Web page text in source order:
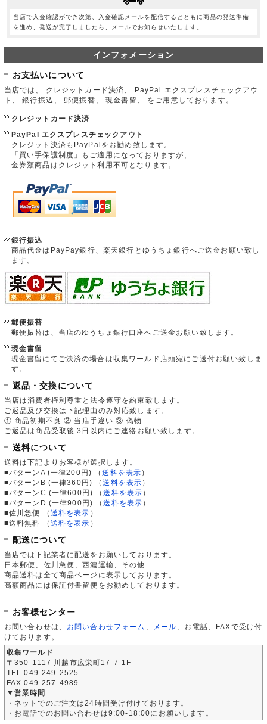
当店で入金確認ができ次第、入金確認メールを配信するとともに商品の発送準備
を進め、発送が完了しましたら、メールでお知らせいたします。
インフォメーション
お支払いについて
当店では、 クレジットカード決済、 PayPal エクスプレスチェックアウ
ト、 銀行振込、 郵便振替、 現金書留、 をご用意しております。
クレジットカード決済
PayPal エクスプレスチェックアウト
クレジット決済もPayPalをお勧め致します。
「買い手保護制度」もご適用になっておりますが、
金券類商品はクレジット利用不可となります。
銀行振込
商品代金はPayPay銀行、楽天銀行とゆうちょ銀行へご送金お願い致し
ます。
郵便振替
郵便振替は、当店のゆうちょ銀行口座へご送金お願い致します。
現金書留
現金書留にてご決済の場合は収集ワールド店頭宛にご送付お願い致しま
す。
返品・交換について
当店は消費者権利尊重と法令遵守を約束致します。
ご返品及び交換は下記理由のみ対応致します。
① 商品初期不良 ② 当店手違い ③ 偽物
ご返品は商品受取後 3日以内にご連絡お願い致します。
送料について
送料は下記よりお客様が選択します。
■パターンA (一律200円)
（送料を表示 ）
■パターンB (一律360円)
（送料を表示 ）
■パターンC (一律600円)
（送料を表示 ）
■パターンD (一律900円)
（送料を表示 ）
■佐川急便
（ 送料を表示 ）
■送料無料
（ 送料を表示 ）
配送について
当店では下記業者に配送をお願いしております。
日本郵便、佐川急便、西濃運輸、その他
商品送料は全て商品ページに表示しております。
高額商品には保証付書留便をお勧めしております。
お客様センター
お問い合わせは、 お問い合わせフォーム メール 、お電話、FAXで受け付
けております。
収集ワールド
〒350-1117 川越市広栄町17-7-1F
TEL 049-249-2525
FAX 049-257-4989
▼営業時間
・ネットでのご注文は24時間受け付けております。
・お電話でのお問い合わせは9:00-18:00にお願いします。